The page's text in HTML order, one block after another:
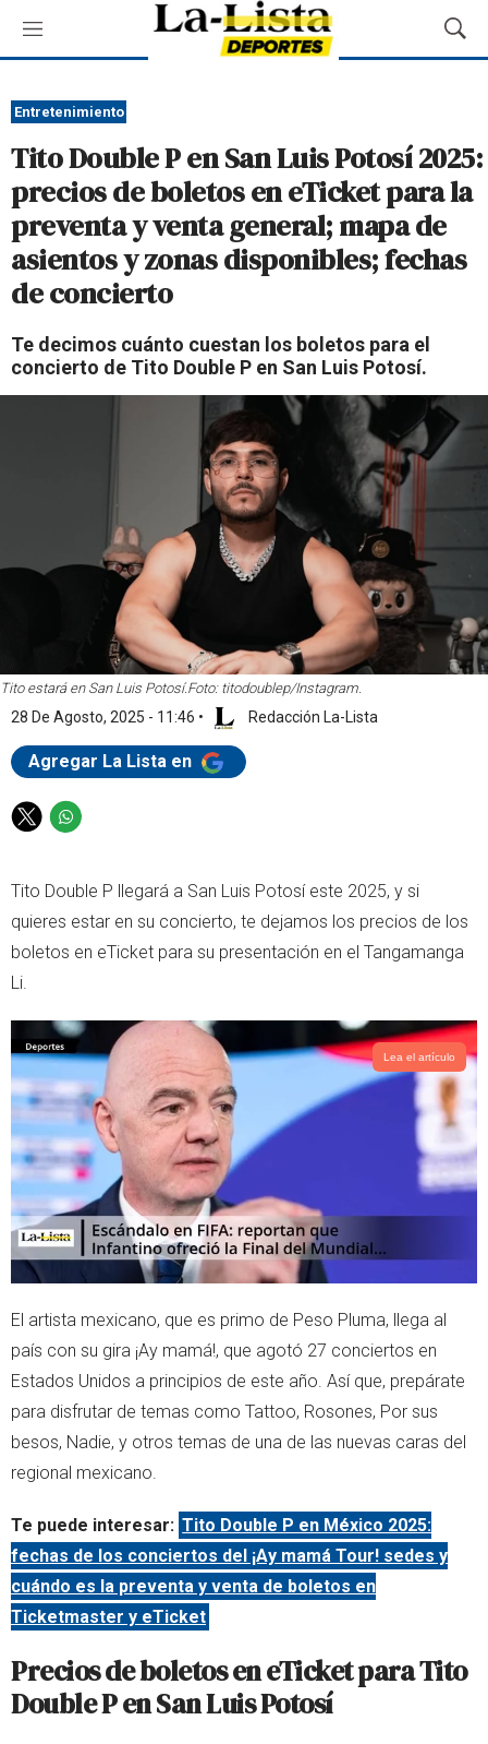
M
e
ú
M
o
a
r
B
q
Entretenimiento
Tito Double P en San Luis Potosí 2025:
precios de boletos en eTicket para la
preventa y venta general; mapa de
asientos y zonas disponibles; fechas
de concierto
Te decimos cuánto cuestan los boletos para el
concierto de Tito Double P en San Luis Potosí.
Tito estará en San Luis Potosí.Foto: titodoublep/Instagram.
28 De Agosto, 2025 - 11:46 • Redacción La-Lista
Agregar La Lista en
T
t
t
e
r
W
t
s
p
Tito Double P llegará a San Luis Potosí este 2025, y si
quieres estar en su concierto, te dejamos los precios de los
boletos en eTicket para su presentación en el Tangamanga
Li.
Lea el artículo
El artista mexicano, que es primo de Peso Pluma, llega al
país con su gira ¡Ay mamá!, que agotó 27 conciertos en
Estados Unidos a principios de este año. Así que, prepárate
para disfrutar de temas como Tattoo, Rosones, Por sus
besos, Nadie, y otros temas de una de las nuevas caras del
regional mexicano.
Te puede interesar: Tito Double P en México 2025:
fechas de los conciertos del ¡Ay mamá Tour! sedes y
cuándo es la preventa y venta de boletos en
Ticketmaster y eTicket
Precios de boletos en eTicket para Tito
Double P en San Luis Potosí